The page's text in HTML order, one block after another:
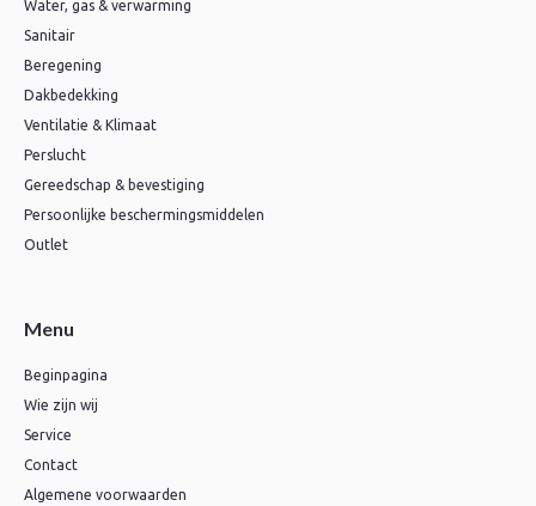
Water, gas & verwarming
Sanitair
Beregening
Dakbedekking
Ventilatie & Klimaat
Perslucht
Gereedschap & bevestiging
Persoonlijke beschermingsmiddelen
Outlet
Menu
Beginpagina
Wie zijn wij
Service
Contact
Algemene voorwaarden